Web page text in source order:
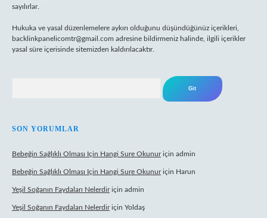
sayılırlar.
Hukuka ve yasal düzenlemelere aykırı olduğunu düşündüğünüz içerikleri,
backlinkpanelicomtr@gmail.com adresine bildirmeniz halinde, ilgili içerikler
yasal süre içerisinde sitemizden kaldırılacaktır.
SON YORUMLAR
Bebeğin Sağlıklı Olması Için Hangi Sure Okunuriçin admin
Bebeğin Sağlıklı Olması Için Hangi Sure Okunuriçin Harun
Yeşil Soğanın Faydaları Nelerdiriçin admin
Yeşil Soğanın Faydaları Nelerdiriçin Yoldaş